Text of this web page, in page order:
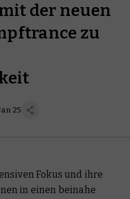
der neuen
zu
25
Fokus und ihre
in einen beinahe